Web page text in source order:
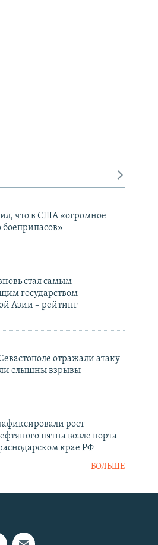
что в США «огромное
боеприпасов»
стал самым
государством
Азии – рейтинг
отражали атаку
слышны взрывы
рост
пятна возле порта
крае РФ
БОЛЬШЕ